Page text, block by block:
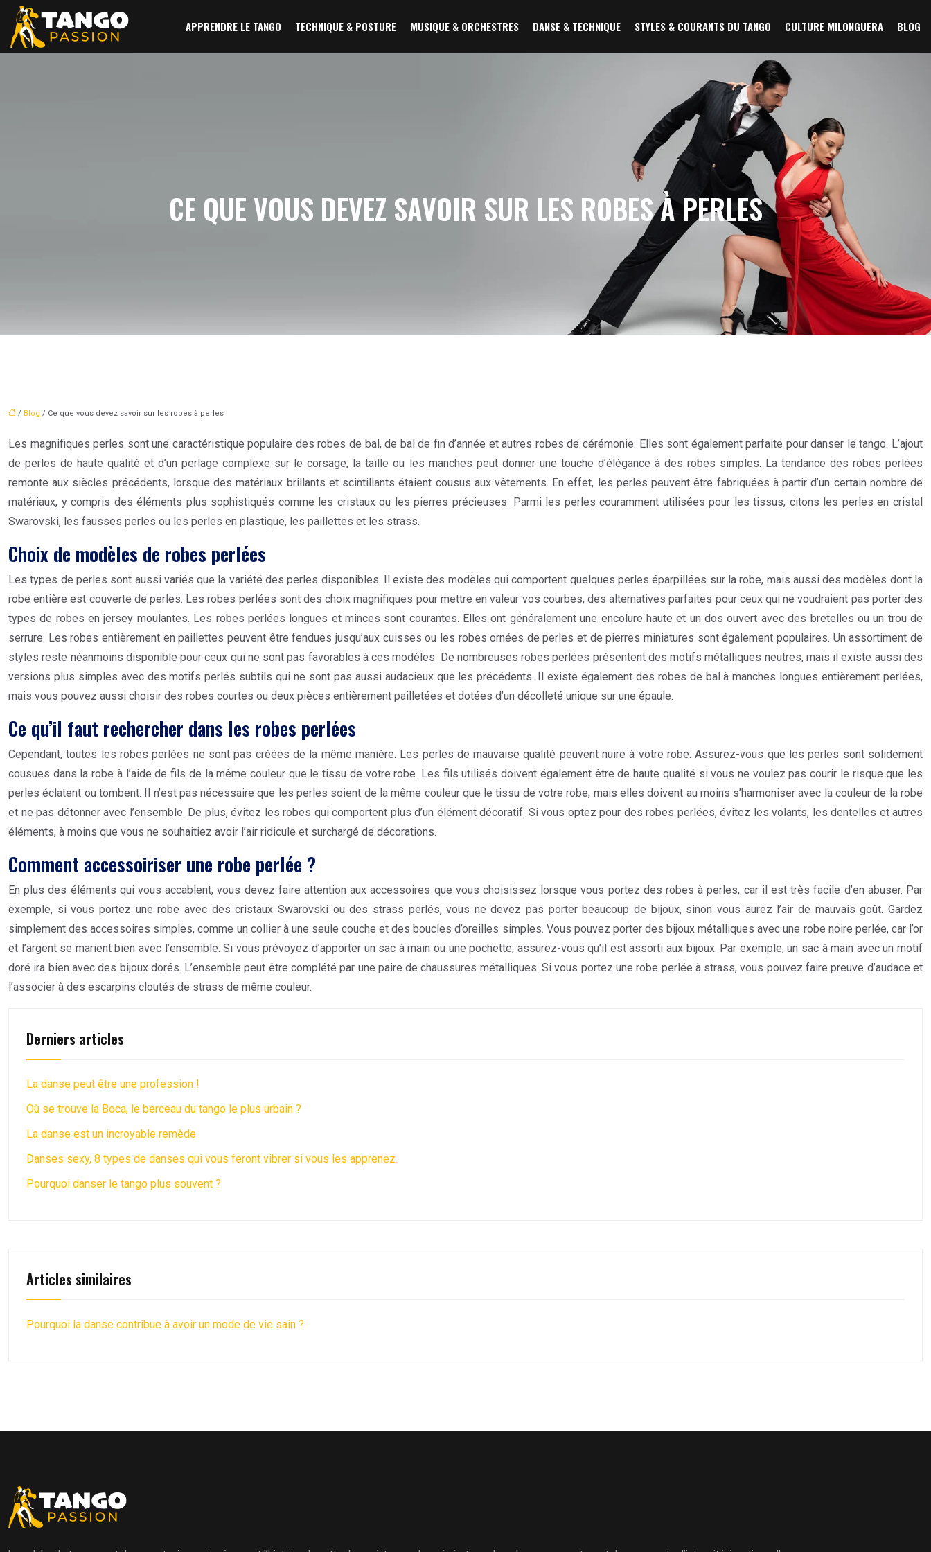
APPRENDRE LE TANGO TECHNIQUE & POSTURE MUSIQUE & ORCHESTRES DANSE & TECHNIQUE STYLES & COURANTS DU TANGO CULTURE MILONGUERA BLOG
CE QUE VOUS DEVEZ SAVOIR SUR LES ROBES À PERLES
/ Blog / Ce que vous devez savoir sur les robes à perles
Les magnifiques perles sont une caractéristique populaire des robes de bal, de bal de fin d’année et autres robes de cérémonie. Elles sont également parfaite pour danser le tango. L’ajout
de perles de haute qualité et d’un perlage complexe sur le corsage, la taille ou les manches peut donner une touche d’élégance à des robes simples. La tendance des robes perlées
remonte aux siècles précédents, lorsque des matériaux brillants et scintillants étaient cousus aux vêtements. En effet, les perles peuvent être fabriquées à partir d’un certain nombre de
matériaux, y compris des éléments plus sophistiqués comme les cristaux ou les pierres précieuses. Parmi les perles couramment utilisées pour les tissus, citons les perles en cristal
Swarovski, les fausses perles ou les perles en plastique, les paillettes et les strass.
Choix de modèles de robes perlées
Les types de perles sont aussi variés que la variété des perles disponibles. Il existe des modèles qui comportent quelques perles éparpillées sur la robe, mais aussi des modèles dont la
robe entière est couverte de perles. Les robes perlées sont des choix magnifiques pour mettre en valeur vos courbes, des alternatives parfaites pour ceux qui ne voudraient pas porter des
types de robes en jersey moulantes. Les robes perlées longues et minces sont courantes. Elles ont généralement une encolure haute et un dos ouvert avec des bretelles ou un trou de
serrure. Les robes entièrement en paillettes peuvent être fendues jusqu’aux cuisses ou les robes ornées de perles et de pierres miniatures sont également populaires. Un assortiment de
styles reste néanmoins disponible pour ceux qui ne sont pas favorables à ces modèles. De nombreuses robes perlées présentent des motifs métalliques neutres, mais il existe aussi des
versions plus simples avec des motifs perlés subtils qui ne sont pas aussi audacieux que les précédents. Il existe également des robes de bal à manches longues entièrement perlées,
mais vous pouvez aussi choisir des robes courtes ou deux pièces entièrement pailletées et dotées d’un décolleté unique sur une épaule.
Ce qu’il faut rechercher dans les robes perlées
Cependant, toutes les robes perlées ne sont pas créées de la même manière. Les perles de mauvaise qualité peuvent nuire à votre robe. Assurez-vous que les perles sont solidement
cousues dans la robe à l’aide de fils de la même couleur que le tissu de votre robe. Les fils utilisés doivent également être de haute qualité si vous ne voulez pas courir le risque que les
perles éclatent ou tombent. Il n’est pas nécessaire que les perles soient de la même couleur que le tissu de votre robe, mais elles doivent au moins s’harmoniser avec la couleur de la robe
et ne pas détonner avec l’ensemble. De plus, évitez les robes qui comportent plus d’un élément décoratif. Si vous optez pour des robes perlées, évitez les volants, les dentelles et autres
éléments, à moins que vous ne souhaitiez avoir l’air ridicule et surchargé de décorations.
Comment accessoiriser une robe perlée ?
En plus des éléments qui vous accablent, vous devez faire attention aux accessoires que vous choisissez lorsque vous portez des robes à perles, car il est très facile d’en abuser. Par
exemple, si vous portez une robe avec des cristaux Swarovski ou des strass perlés, vous ne devez pas porter beaucoup de bijoux, sinon vous aurez l’air de mauvais goût. Gardez
simplement des accessoires simples, comme un collier à une seule couche et des boucles d’oreilles simples. Vous pouvez porter des bijoux métalliques avec une robe noire perlée, car l’or
et l’argent se marient bien avec l’ensemble. Si vous prévoyez d’apporter un sac à main ou une pochette, assurez-vous qu’il est assorti aux bijoux. Par exemple, un sac à main avec un motif
doré ira bien avec des bijoux dorés. L’ensemble peut être complété par une paire de chaussures métalliques. Si vous portez une robe perlée à strass, vous pouvez faire preuve d’audace et
l’associer à des escarpins cloutés de strass de même couleur.
Derniers articles
La danse peut être une profession !
Où se trouve la Boca, le berceau du tango le plus urbain ?
La danse est un incroyable remède
Danses sexy, 8 types de danses qui vous feront vibrer si vous les apprenez.
Pourquoi danser le tango plus souvent ?
Articles similaires
Pourquoi la danse contribue à avoir un mode de vie sain ?